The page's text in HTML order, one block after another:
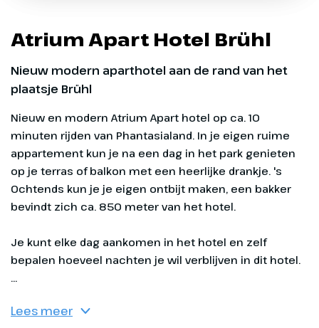
Atrium Apart Hotel Brühl
Nieuw modern aparthotel aan de rand van het
plaatsje Brühl
Nieuw en modern Atrium Apart hotel op ca. 10 minuten rijden van Phantasialand. In je eigen ruime appartement kun je na een dag in het park genieten op je terras of balkon met een heerlijke drankje. 's Ochtends kun je je eigen ontbijt maken, een bakker bevindt zich
Je kunt elke dag aankomen in het hotel en zelf
bepalen hoeveel nachten je wil verblijven in dit hotel.
...
Lees meer
waaghalzen vind je hier de Colorado
Adventure en de Talocan of ga in de
wildwaterbaan Chiapas met de steilste
afdaling ter wereld.
Phantasialand - Mexico